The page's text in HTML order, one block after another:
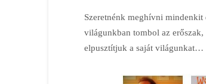
Szeretnénk meghívni
világunkban tombol az erőszak,
elpusztítjuk a saját világunkat…